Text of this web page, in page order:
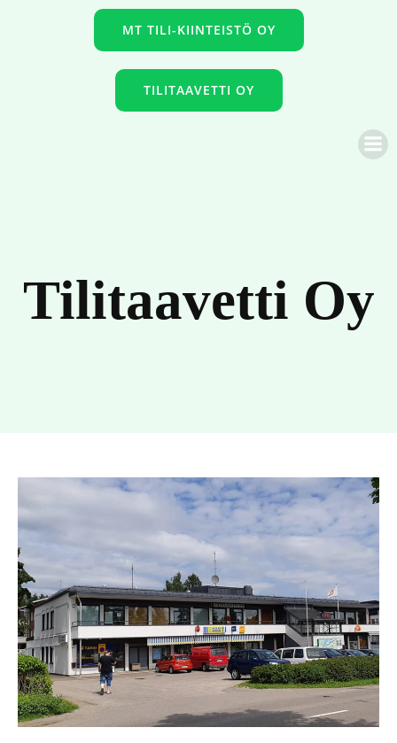
Skip
to
content
MT TILI-KIINTEISTÖ OY
TILITAAVETTI OY
Tilitaavetti Oy